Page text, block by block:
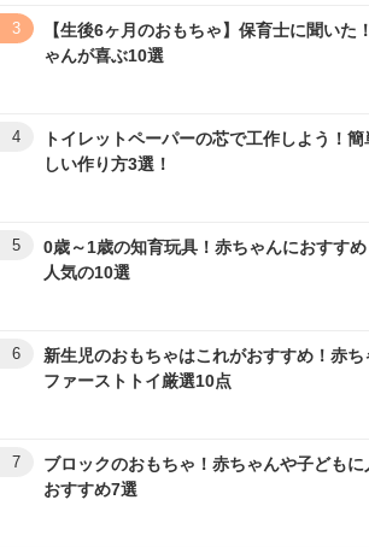
3
【生後6ヶ月のおもちゃ】保育士に聞いた
ゃんが喜ぶ10選
4
トイレットペーパーの芯で工作しよう！簡
しい作り方3選！
5
0歳～1歳の知育玩具！赤ちゃんにおすす
人気の10選
6
新生児のおもちゃはこれがおすすめ！赤ち
ファーストトイ厳選10点
7
ブロックのおもちゃ！赤ちゃんや子どもに
おすすめ7選